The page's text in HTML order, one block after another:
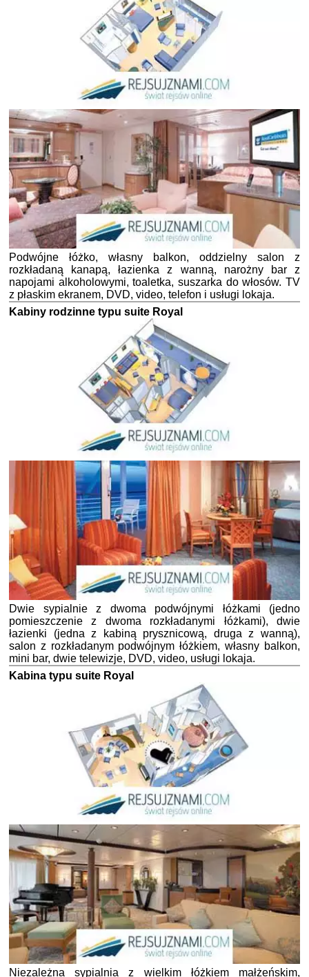
Podwójne łóżko, własny balkon, oddzielny salon z
rozkładaną kanapą, łazienka z wanną, narożny bar z
napojami alkoholowymi, toaletka, suszarka do włosów. TV
z płaskim ekranem, DVD, video, telefon i usługi lokaja.
Kabiny rodzinne typu suite Royal
Dwie sypialnie z dwoma podwójnymi łóżkami (jedno
pomieszczenie z dwoma rozkładanymi łóżkami), dwie
łazienki (jedna z kabiną prysznicową, druga z wanną),
salon z rozkładanym podwójnym łóżkiem, własny balkon,
mini bar, dwie telewizje, DVD, video, usługi lokaja.
Kabina typu suite Royal
Niezależna sypialnia z wielkim łóżkiem małżeńskim,